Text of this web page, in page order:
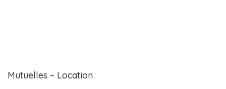
Mutuelles – Location